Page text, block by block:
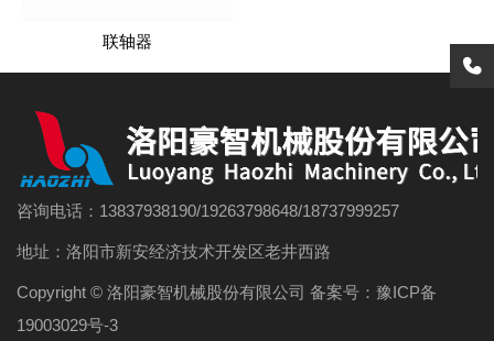
联轴器
咨询电话：13837938190/19263798648/18737999257
地址：洛阳市新安经济技术开发区老井西路
Copyright © 洛阳豪智机械股份有限公司 备案号： 豫ICP备
19003029号-3